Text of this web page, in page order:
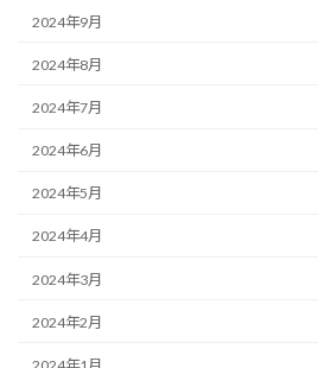
2024年9月
2024年8月
2024年7月
2024年6月
2024年5月
2024年4月
2024年3月
2024年2月